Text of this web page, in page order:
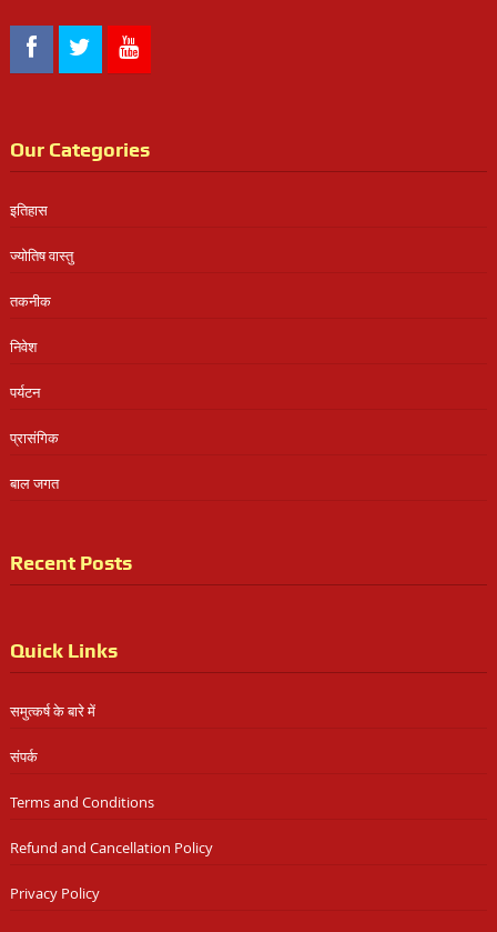
Our Categories
इतिहास
ज्योतिष वास्तु
तकनीक
निवेश
पर्यटन
प्रासंगिक
बाल जगत
Recent Posts
Quick Links
समुत्कर्ष के बारे में
संपर्क
Terms and Conditions
Refund and Cancellation Policy
Privacy Policy